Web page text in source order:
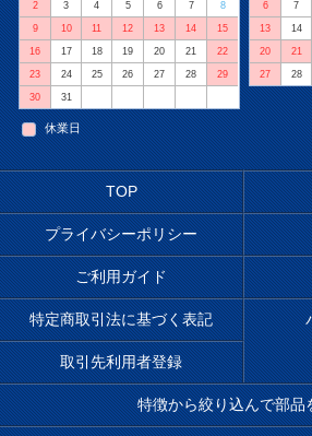
2 3 4 5 6 7 8
9 10 11 12 13 14 15
16 17 18 19 20 21 22
23 24 25 26 27 28 29
30 31
6 7
13 14
20 21
27 28
休業日
TOP
プライバシーポリシー
ご利用ガイド
特定商取引法に基づく表記
取引先利用者登録
特徴から絞り込んで部品